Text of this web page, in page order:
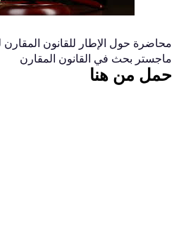
محاضرة حول الإطار للقانون المقارن
ماجستر بحث في القانون المقارن
حمل من هنا